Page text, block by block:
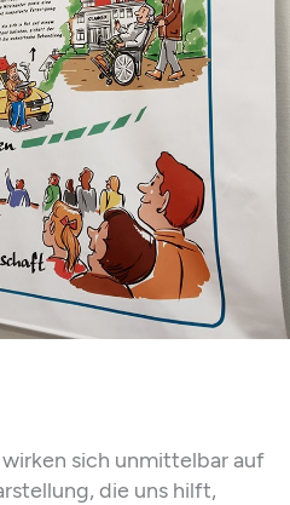
sich unmittelbar auf
die uns hilft,